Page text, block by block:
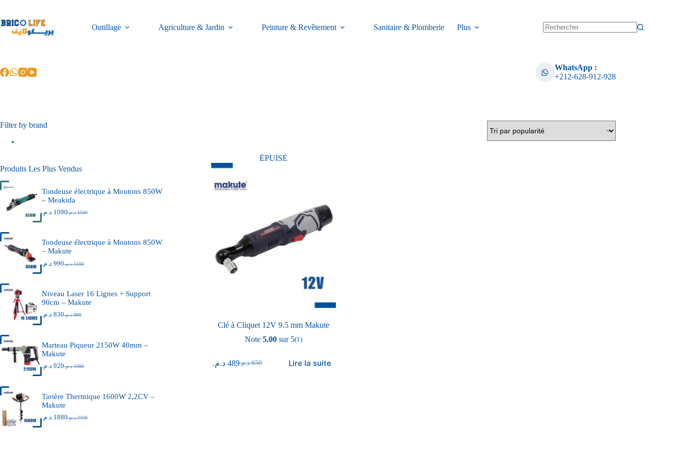
Outillage Agriculture & Jardin Peinture & Revêtement Sanitaire & Plomberie Plus
WhatsApp :
+212-628-912-928
ÉPUISÉ
Clé à Cliquet 12V 9.5 mm Makute
Note 5.00sur 5(1)
650 د.م.489 د.م. Lire la suite
Filter by brand
Produits Les Plus Vendus
Tondeuse électrique à Moutons 850W
– Meakida
1500 د.م.1090 د.م.
Tondeuse électrique à Moutons 850W
– Makute
1190 د.م.990 د.م.
Niveau Laser 16 Lignes + Support
90cm – Makute
990 د.م.830 د.م.
Marteau Piqueur 2150W 40mm –
Makute
1090 د.م.920 د.م.
Tarière Thermique 1600W 2,2CV –
Makute
2100 د.م.1880 د.م.